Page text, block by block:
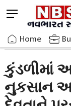
to
content
M
n
u
u
t
t
o
Home
Home»Breaking
કુંડળીમાં
નુકસાન